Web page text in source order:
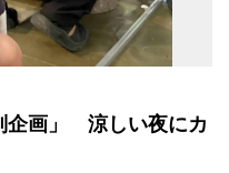
企画」 涼しい夜にカ